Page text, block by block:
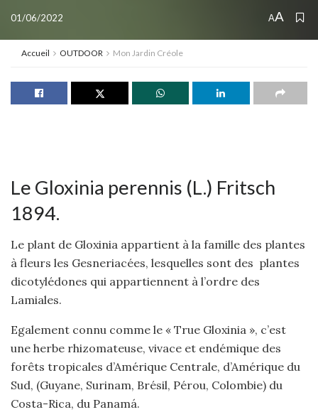
01/06/2022 AA
Accueil OUTDOOR Mon Jardin Créole
Le Gloxinia perennis (L.) Fritsch
1894.
Le plant de Gloxinia appartient à la famille des plantes
à fleurs les Gesneriacées, lesquelles sont des plantes
dicotylédones qui appartiennent à l’ordre des
Lamiales.
Egalement connu comme le « True Gloxinia », c’est
une herbe rhizomateuse, vivace et endémique des
forêts tropicales d’Amérique Centrale, d’Amérique du
Sud, (Guyane, Surinam, Brésil, Pérou, Colombie) du
Costa-Rica, du Panamá.